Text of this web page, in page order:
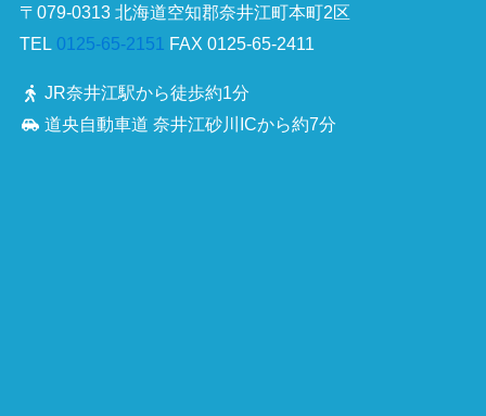
〒079-0313 北海道空知郡奈井江町本町2区
TEL 0125-65-2151 FAX 0125-65-2411
JR奈井江駅から徒歩約1分
道央自動車道 奈井江砂川ICから約7分